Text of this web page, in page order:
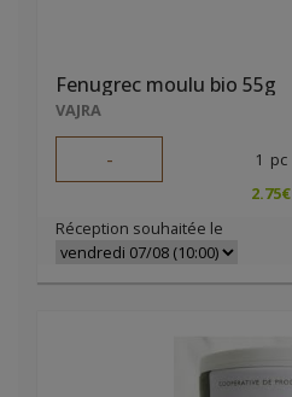
Fenugrec moulu bio 55g
VAJRA
- 1 pc
2.75€
Réception souhaitée le